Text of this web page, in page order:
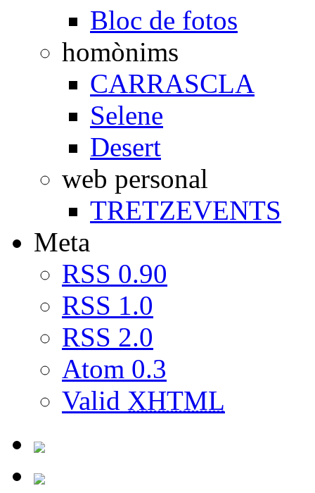
Bloc de fotos
homònims
CARRASCLA
Selene
Desert
web personal
TRETZEVENTS
Meta
RSS 0.90
RSS 1.0
RSS 2.0
Atom 0.3
Valid XHTML